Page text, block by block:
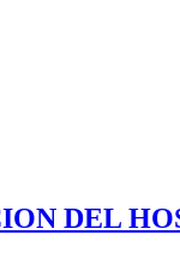
DEL